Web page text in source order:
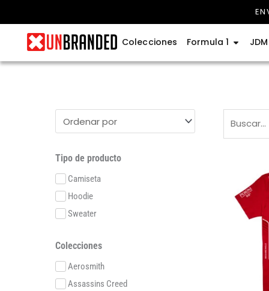
contenido
Colecciones Formula 1 AbrirJDM
Tipo de producto
Camiseta
Hoodie
Sweater
Colecciones
Aerosmith
Assassins Creed